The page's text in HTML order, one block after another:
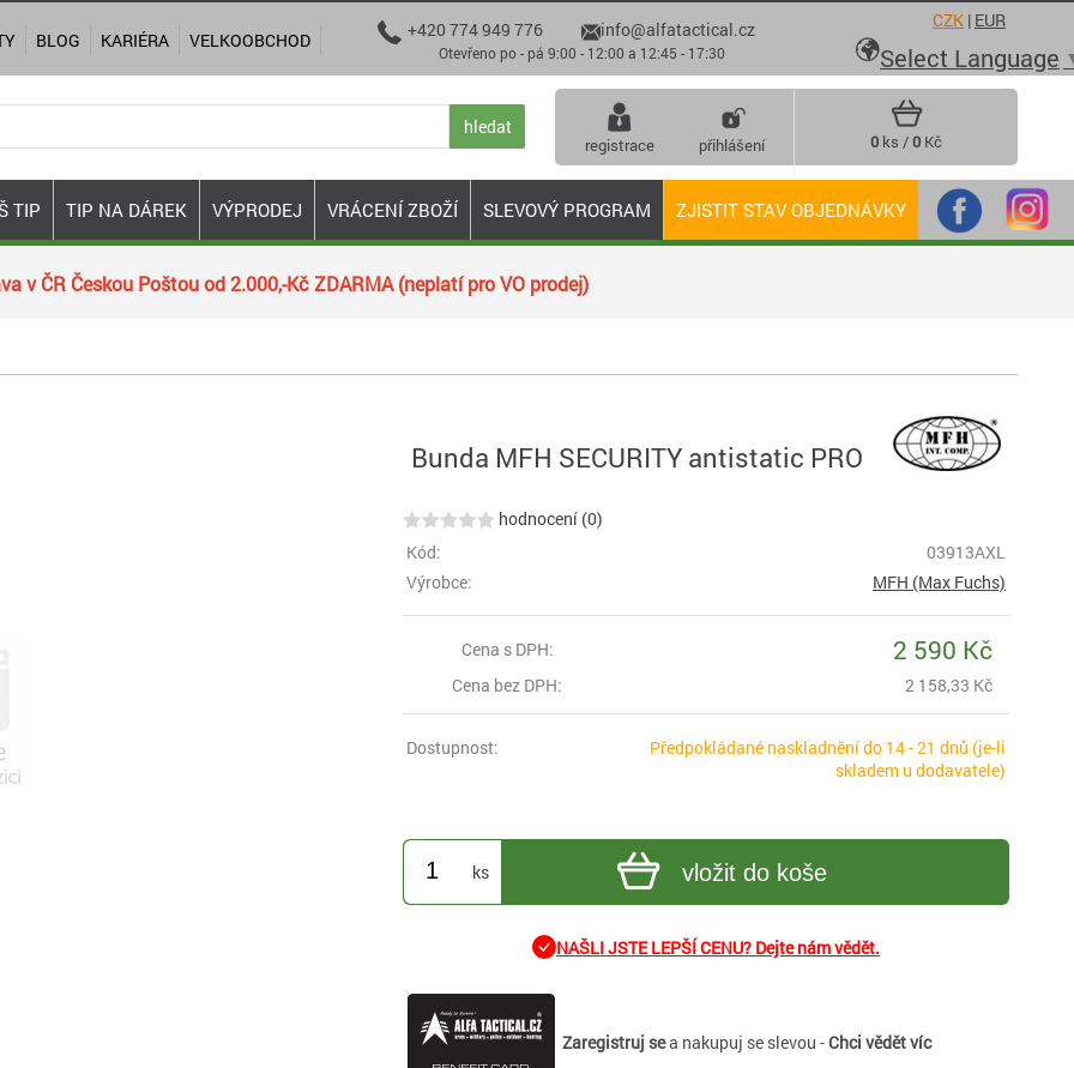
v ČR Českou Poštou od 2.000,-Kč ZDARMA (neplatí pro VO prodej)
Bunda MFH SECURITY antistatic PRO
hodnocení (0)
Kód:
03913AXL
Výrobce:
MFH (Max Fuchs)
Cena s DPH: 2 590 Kč
Cena bez DPH: 2 158,33 Kč
Dostupnost:
Předpokládané naskladnění do 14 - 21 dnů (je-li
skladem u dodavatele)
ks vložit do koše
NAŠLI JSTE LEPŠÍ CENU? Dejte nám vědět.
Zaregistruj sea nakupuj se slevou -Chci vědět víc
TIP TIP NA DÁREK VÝPRODEJ VRÁCENÍ ZBOŽÍ SLEVOVÝ PROGRAM ZJISTIT STAV OBJEDNÁVKY
hledat
registrace přihlášení 0 ks /0 Kč
BLOG KARIÉRA VELKOOBCHOD  +420 774 949 776info@alfatactical.cz
Otevřeno po - pá 9:00 - 12:00 a 12:45 - 17:30
CZK | EUR
Select Language